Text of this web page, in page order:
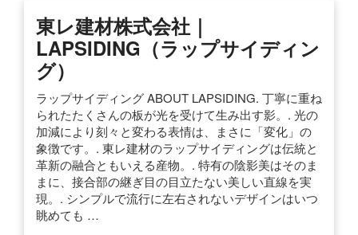
東レ建材株式会社｜
LAPSIDING（ラップサイディン
グ）
ラップサイディング ABOUT LAPSIDING. 丁寧に重ね
られたたくさんの板が光を受けて生み出す影。. 光の
加減により刻々と変わる表情は、まさに「変化」の
象徴です。. 東レ建材のラップサイディングは伝統と
革新の融合ともいえる産物。. 特有の陰影美はそのま
まに、接合部の継ぎ目の目立たない美しい直線を実
現。. シンプルで流行に左右されないデザインはいつ
眺めても …